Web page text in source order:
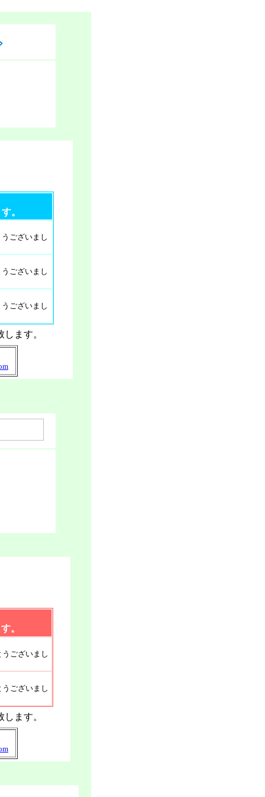
。
ございまし
ございまし
ございまし
ます。
。
ございまし
ございまし
ます。